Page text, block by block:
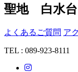
聖地 白水
よくあるご質問 ア
TEL : 089-923-8111